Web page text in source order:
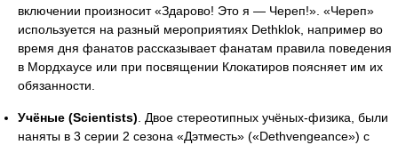
включении произносит «Здарово! Это я — Череп!». «Череп»
используется на разный мероприятиях Dethklok, например во
время дня фанатов рассказывает фанатам правила поведения
в Мордхаусе или при посвящении Клокатиров поясняет им их
обязанности.
Учёные (Scientists) . Двое стереотипных учёных-физика, были
наняты в 3 серии 2 сезона «Дэтместь» («Dethvengeance») с